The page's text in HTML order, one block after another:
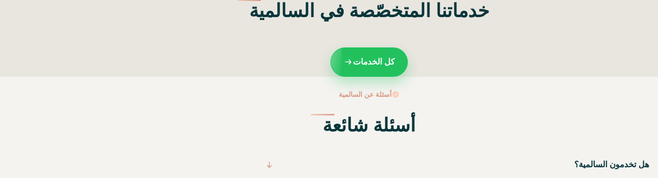
خدماتنا المتخصّصة في السالمية
كل الخدمات
أسئلة عن السالمية
أسئلة شائعة
هل تخدمون السالمية؟